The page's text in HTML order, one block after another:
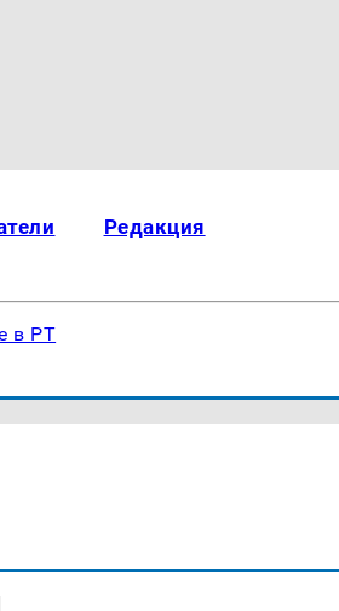
Редакция
в РТ